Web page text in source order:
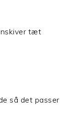
tæt
så det passer